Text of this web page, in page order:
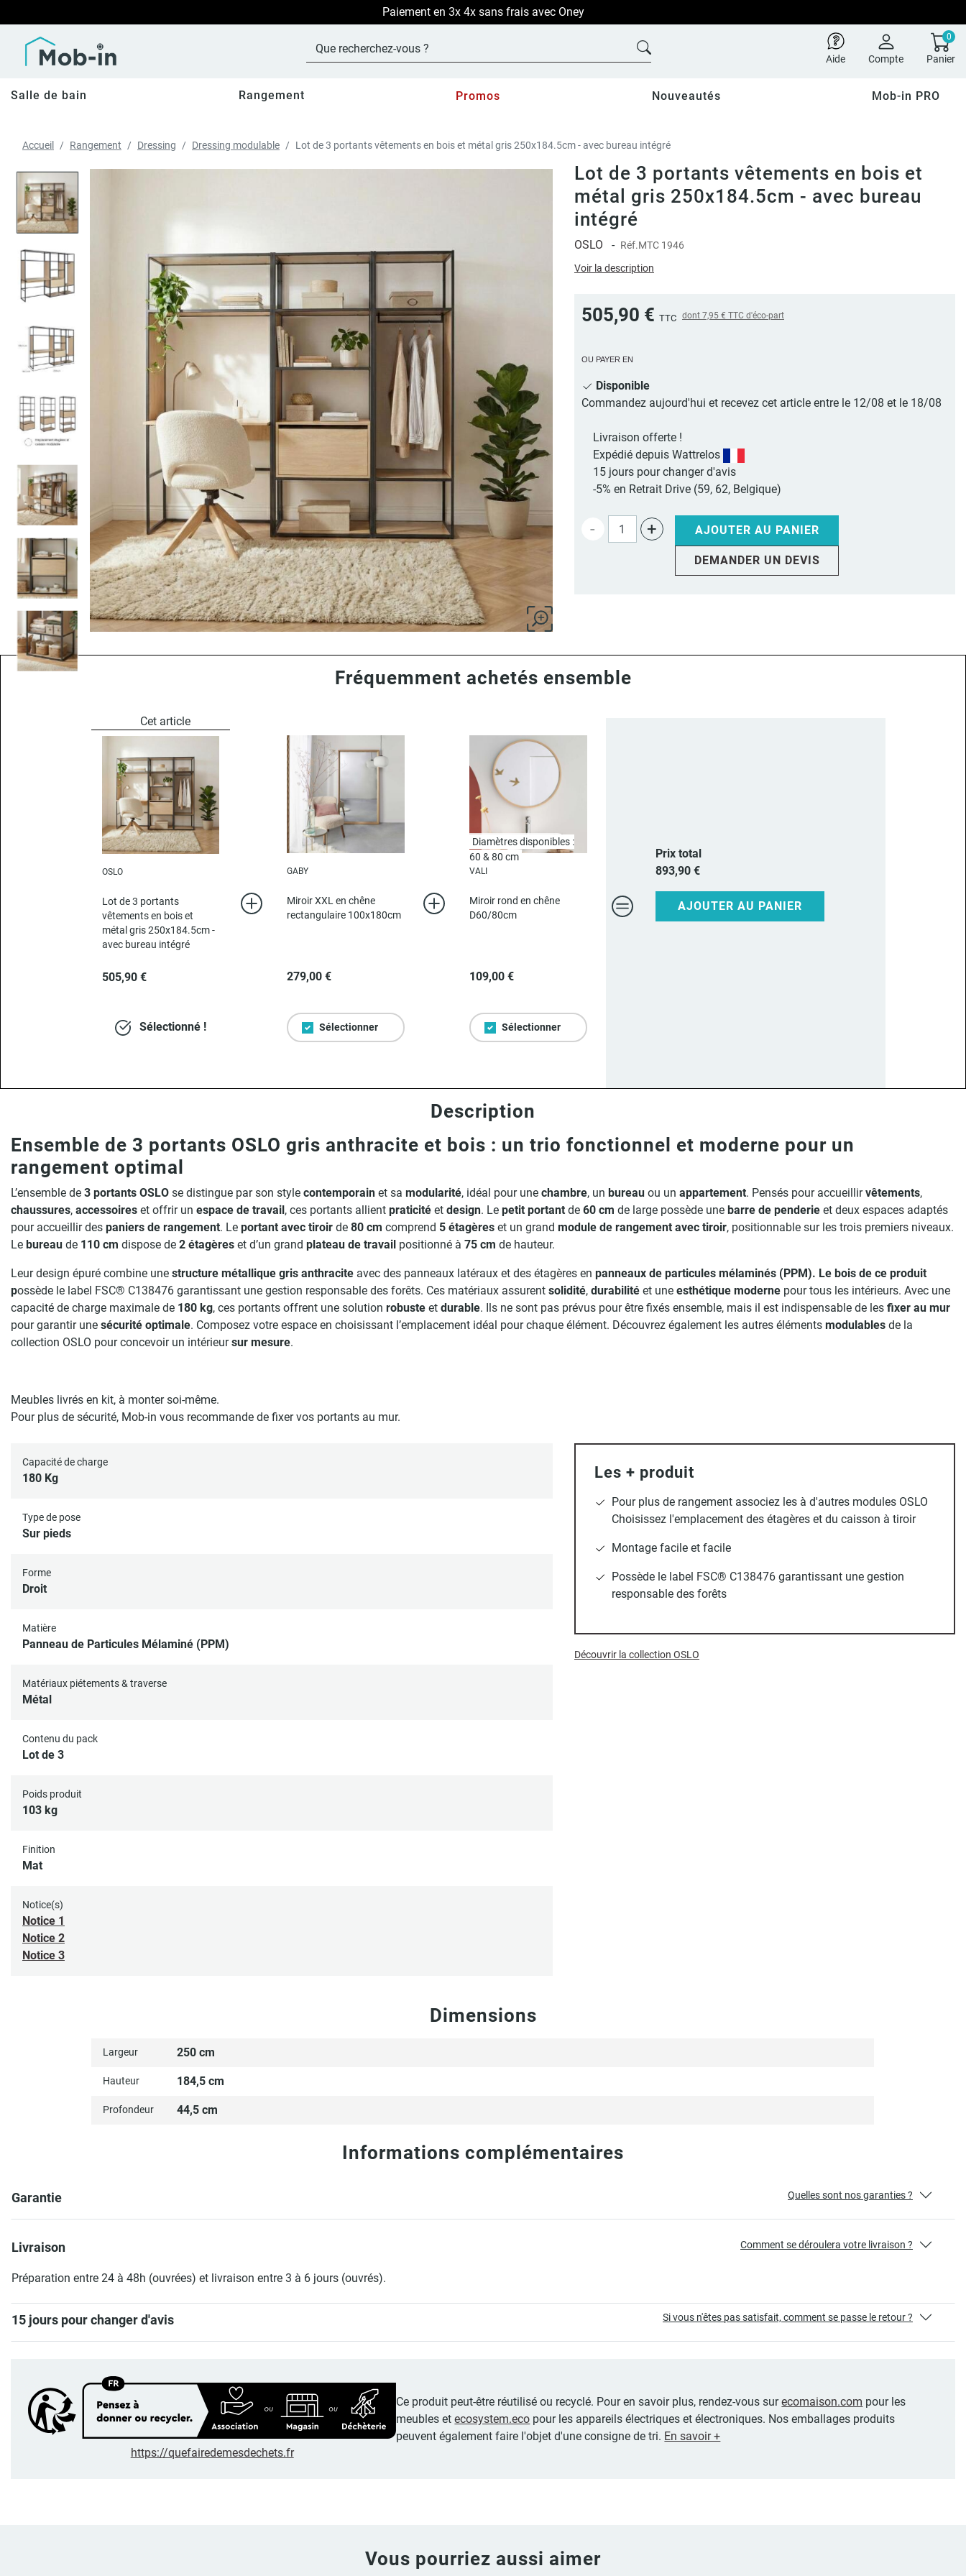
LIVRAISON OFFERTE sur TOUT le site !
Aide Compte
0
Panier
Salle de bain Rangement Promos Nouveautés Mob-in PRO
Accueil Rangement Dressing Dressing modulable Lot de 3 portants vêtements en bois et métal gris 250x184.5cm - avec bureau intégré
Lot de 3 portants vêtements en bois et
métal gris 250x184.5cm - avec bureau
intégré
OSLO - Réf.MTC 1946
Voir la description
505,90 € TTC dont 7,95 € TTC d'éco-part
OU PAYER EN
Disponible
Commandez aujourd'hui et recevez cet article entre le 12/08 et le 18/08
Livraison offerte !
Expédié depuis Wattrelos
15 jours pour changer d'avis
-5% en Retrait Drive (59, 62, Belgique)
- + AJOUTER AU PANIER
DEMANDER UN DEVIS
Fréquemment achetés ensemble
OSLO
Lot de 3 portants
vêtements en bois et
métal gris 250x184.5cm -
avec bureau intégré
505,90 €
Sélectionné !
GABY
Miroir XXL en chêne
rectangulaire 100x180cm
279,00 €
Sélectionner
VALI
Miroir rond en chêne
D60/80cm
109,00 €
Sélectionner
Plusieurs tailles
Diamètres disponibles :
60 & 80 cm
Prix total
893,90 €
AJOUTER AU PANIER
Description
Ensemble de 3 portants OSLO gris anthracite et bois : un trio fonctionnel et moderne pour un
rangement optimal
L’ensemble de 3 portants OSLO se distingue par son style contemporain et sa modularité, idéal pour une chambre, un bureau ou un appartement. Pensés pour accueillirvêtements,
chaussures, accessoires et offrir un espace de travail , ces portants allient praticité et design. Le petit portant de 60 cm de large possède une barre de penderie et deux espaces adaptés
pour accueillir des paniers de rangement. Le portant avec tiroir de 80 cm comprend 5 étagères et un grand module de rangement avec tiroir, positionnable sur les trois premiers niveaux.
Le bureau de 110 cm dispose de 2 étagères et d’un grand plateau de travail positionné à 75 cm de hauteur.
Leur design épuré combine une structure métallique gris anthracite avec des panneaux latéraux et des étagères en panneaux de particules mélaminés (PPM). Le bois de ce produit
possède le label FSC® C138476 garantissant une gestion responsable des forêts. Ces matériaux assurent solidité, durabilité et une esthétique moderne pour tous les intérieurs. Avec une
capacité de charge maximale de 180 kg, ces portants offrent une solution robuste et durable. Ils ne sont pas prévus pour être fixés ensemble, mais il est indispensable de les fixer au mur
pour garantir une sécurité optimale. Composez votre espace en choisissant l’emplacement idéal pour chaque élément. Découvrez également les autres éléments modulables de la
collection OSLO pour concevoir un intérieursur mesure.
Meubles livrés en kit, à monter soi-même.
Pour plus de sécurité, Mob-in vous recommande de fixer vos portants au mur.
Capacité de charge
180 Kg
Type de pose
Sur pieds
Forme
Droit
Matière
Panneau de Particules Mélaminé (PPM)
Matériaux piétements & traverse
Métal
Contenu du pack
Lot de 3
Poids produit
103 kg
Finition
Mat
Notice(s)
Notice 1
Notice 2
Notice 3
Les + produit
Pour plus de rangement associez les à d'autres modules OSLO
Choisissez l'emplacement des étagères et du caisson à tiroir
Montage facile et facile
Possède le label FSC® C138476 garantissant une gestion
responsable des forêts
Découvrir la collection OSLO
Dimensions
Largeur 250 cm
Hauteur 184,5 cm
Profondeur 44,5 cm
Informations complémentaires
Garantie Quelles sont nos garanties ?
Livraison
Préparation entre 24 à 48h (ouvrées) et livraison entre 3 à 6 jours (ouvrés).
Comment se déroulera votre livraison ?
15 jours pour changer d'avis Si vous n'êtes pas satisfait, comment se passe le retour ?
https://quefairedemesdechets.fr
Ce produit peut-être réutilisé ou recyclé. Pour en savoir plus, rendez-vous surecomaison.com pour les
meubles etecosystem.eco pour les appareils électriques et électroniques. Nos emballages produits
peuvent également faire l'objet d'une consigne de tri. En savoir +
Vous pourriez aussi aimer